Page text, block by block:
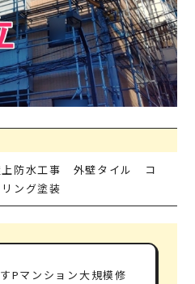
防水工事 外壁タイル コ
ング塗装
Pマンション大規模修